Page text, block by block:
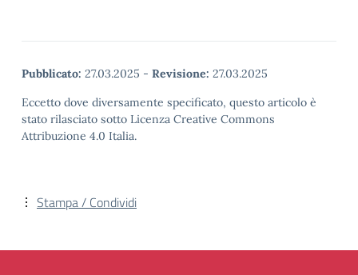
Pubblicato: 27.03.2025 - Revisione: 27.03.2025
Eccetto dove diversamente specificato, questo articolo è
stato rilasciato sotto Licenza Creative Commons
Attribuzione 4.0 Italia.
Stampa / Condividi